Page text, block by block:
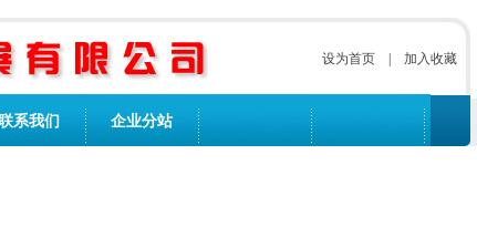
设为首页 加入收藏
系我们 企业分站